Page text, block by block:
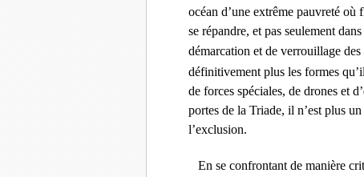
océan d’une extrême pauvreté où
se répandre, et pas seulement
démarcation et de verrouillage
définitivement plus les formes
de forces spéciales, de drones et
portes de la Triade, il n’est plus
l’exclusion.
En se confrontant de manière